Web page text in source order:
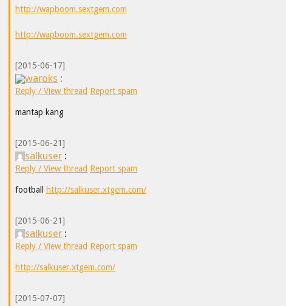
http://wapboom.sextgem.com
http://wapboom.sextgem.com
[2015-06-17]
waroks :
Reply / View thread Report spam
mantap kang
[2015-06-21]
salkuser :
Reply / View thread Report spam
football http://salkuser.xtgem.com/
[2015-06-21]
salkuser :
Reply / View thread Report spam
http://salkuser.xtgem.com/
[2015-07-07]